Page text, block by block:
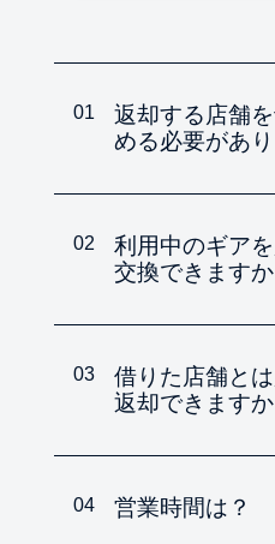
01
返却する店舗
める必要があ
02
利用中のギア
交換できますか
03
借りた店舗と
返却できますか
04 営業時間は？